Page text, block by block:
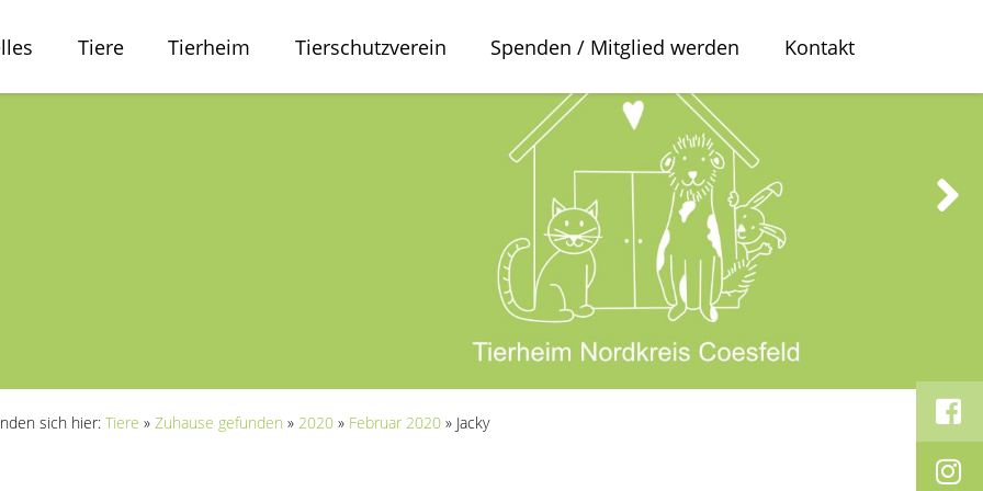
Tiere Tierheim Tierschutzverein Spenden / Mitglied werden Kontakt
sich hier: Tiere » Zuhause gefunden » 2020 » Februar 2020 » Jacky